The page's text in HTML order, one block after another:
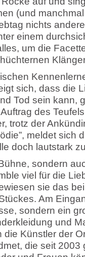
(und
nichts
einem
um die
sich, dass die
Tod sein kann,
des
trotz der
meldet sich
doch lautstark
sondern
viel für die
sie das
Am
sondern ein
und
die Künstler der
die seit